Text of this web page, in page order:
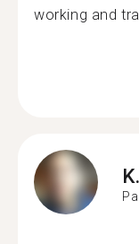
working and
K.